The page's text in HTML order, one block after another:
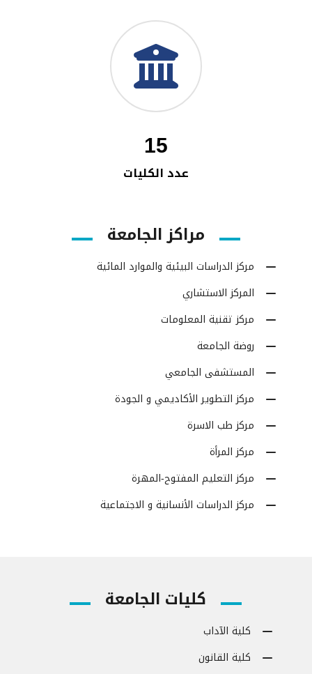
15
عدد الكليات
مراكز الجامعة
مركز الدراسات البيئية والموارد المائية
المركز الاستشاري
مركز تقنية المعلومات
روضة الجامعة
المستشفى الجامعي
مركز التطوير الأكاديمي و الجودة
مركز طب الاسرة
مركز المرأة
مركز التعليم المفتوح-المهرة
مركز الدراسات الأنسانية و الاجتماعية
كليات الجامعة
كلية الآداب
كلية القانون